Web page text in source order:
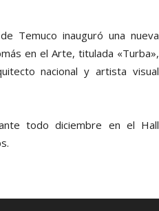
Temuco inauguró una nueva
en el Arte, titulada «Turba»,
nacional y artista visual
todo diciembre en el Hall